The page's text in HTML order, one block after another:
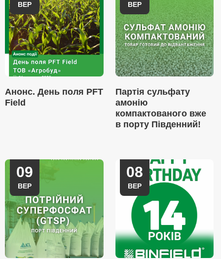
ВЕР
Анонс. День поля PFT
Field
ВЕР
Партія сульфату
амонію
компактованого вже
в порту Південний!
09
ВЕР
08
ВЕР